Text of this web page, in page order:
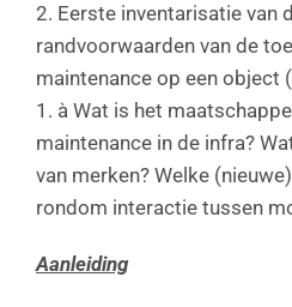
Eerste inventarisatie van
randvoorwaarden van de
maintenance op een object
à Wat is het
maintenance in de infra?
van merken? Welke
rondom interactie tussen
Aanleiding